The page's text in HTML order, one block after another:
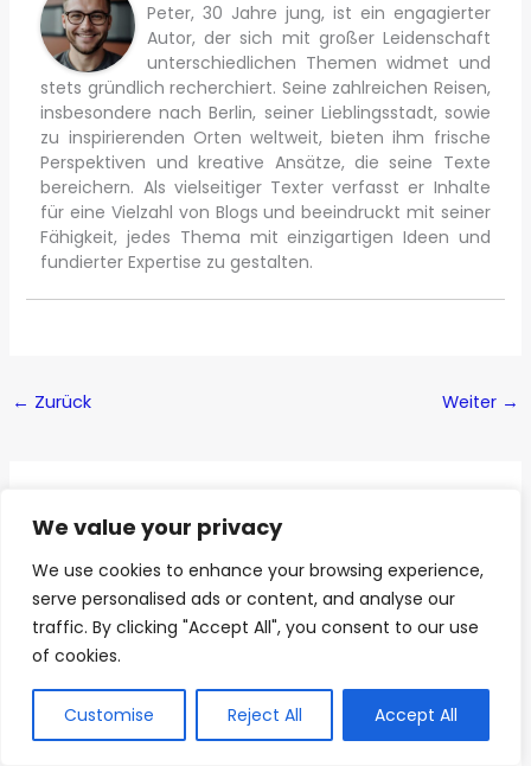
We value your privacy
We use cookies to enhance your browsing experience,
serve personalised ads or content, and analyse our
traffic. By clicking "Accept All", you consent to our use
of cookies.
Customise Reject All Accept All
Peter, 30 Jahre jung, ist ein engagierter
Autor, der sich mit großer Leidenschaft
unterschiedlichen Themen widmet und
stets gründlich recherchiert. Seine zahlreichen Reisen,
insbesondere nach Berlin, seiner Lieblingsstadt, sowie
zu inspirierenden Orten weltweit, bieten ihm frische
Perspektiven und kreative Ansätze, die seine Texte
bereichern. Als vielseitiger Texter verfasst er Inhalte
für eine Vielzahl von Blogs und beeindruckt mit seiner
Fähigkeit, jedes Thema mit einzigartigen Ideen und
fundierter Expertise zu gestalten.
← Zurück Weiter →
Ähnliche Artikel
AIund Bilder sind mithilfe
künstlicher Intelligenz erzeugt